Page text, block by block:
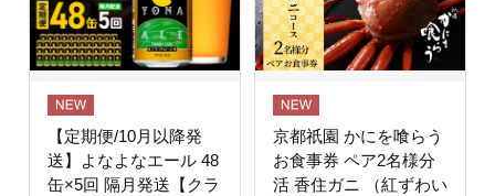
【定期便/10月以降発
送】よなよなエール 48
缶×5回 隔月発送【クラ
京都祇園 かにを喰らう
お食事券 ペア2名様分
活 香住ガニ （紅ずわい